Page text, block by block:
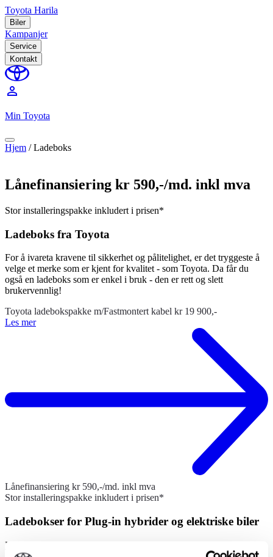
Toyota Harila
Biler
Kampanjer
Service
Kontakt
perm_identity
Min Toyota
Hjem /Ladeboks
Lånefinansiering kr 590,-/md. inkl mva
Stor installeringspakke inkludert i prisen*
Ladeboks fra Toyota
For å ivareta kravene til sikkerhet og pålitelighet, er det tryggeste å
velge et merke som er kjent for kvalitet - som Toyota. Da får du
også en ladeboks som er enkel i bruk - den er rett og slett
brukervennlig!
Toyota ladebokspakke m/Fastmontert kabel kr 19 900,-
Les mer
Lånefinansiering kr 590,-/md. inkl mva
Stor installeringspakke inkludert i prisen*
Ladebokser for Plug-in hybrider og elektriske biler
Ladebokspakke TA Fastmontert kabel